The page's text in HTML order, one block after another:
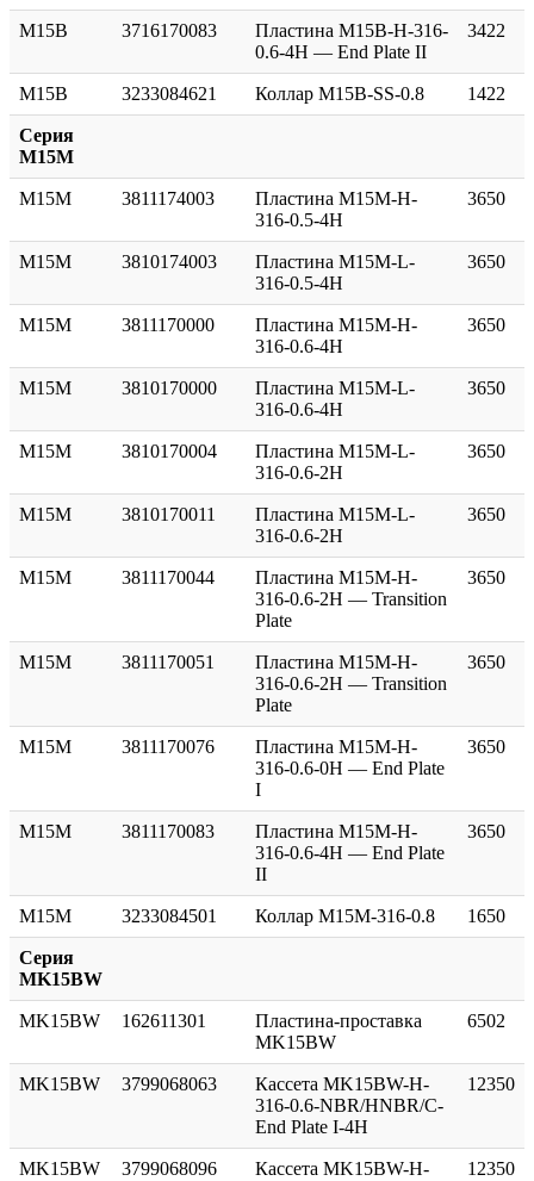
M15B 3716170083
Пластина M15B-H-316-
0.6-4H — End Plate II
3422
M15B 3233084621 Коллар M15B-SS-0.8 1422
Серия
M15M
M15M 3811174003
Пластина M15M-H-
316-0.5-4H
3650
M15M 3810174003
Пластина M15M-L-
316-0.5-4H
3650
M15M 3811170000
Пластина M15M-H-
316-0.6-4H
3650
M15M 3810170000
Пластина M15M-L-
316-0.6-4H
3650
M15M 3810170004
Пластина M15M-L-
316-0.6-2H
3650
M15M 3810170011
Пластина M15M-L-
316-0.6-2H
3650
M15M 3811170044
Пластина M15M-H-
316-0.6-2H — Transition
Plate
3650
M15M 3811170051
Пластина M15M-H-
316-0.6-2H — Transition
Plate
3650
M15M 3811170076
Пластина M15M-H-
316-0.6-0H — End Plate
I
3650
M15M 3811170083
Пластина M15M-H-
316-0.6-4H — End Plate
II
3650
M15M 3233084501 Коллар M15M-316-0.8 1650
Серия
MK15BW
MK15BW 162611301
Пластина-проставка
MK15BW
6502
MK15BW 3799068063
Кассета MK15BW-H-
316-0.6-NBR/HNBR/C-
End Plate I-4H
12350
MK15BW 3799068096
Кассета MK15BW-H-
12350